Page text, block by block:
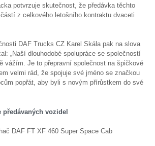
potvrzuje skutečnost, že předávka těchto
z celkového letošního kontraktu dvaceti
DAF Trucks CZ Karel Skála pak na slova
„Naší dlouhodobé spolupráce se společností
vážím. Je to přepravní společnost na špičkové
velmi rád, že spojuje své jméno se značkou
popřát, aby byli s novým přírůstkem do své
předávaných vozidel
DAF FT XF 460 Super Space Cab